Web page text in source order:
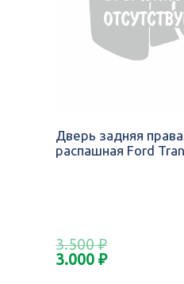
Дверь задняя
распашная Ford
3.500₽
3.000 ₽